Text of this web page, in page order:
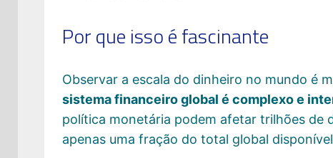
Por que isso é fascinante
Observar a escala do dinheiro no mundo é
sistema financeiro global é complexo e
política monetária podem afetar trilhões de
apenas uma fração do total global